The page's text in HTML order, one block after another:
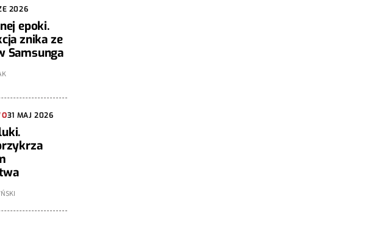
2026
epoki.
znika ze
Samsunga
31 MAJ 2026